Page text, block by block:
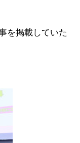
を掲載していた